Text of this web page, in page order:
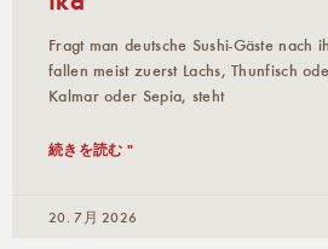
Fragt man deutsche Sushi-Gäste nach
fallen meist zuerst Lachs, Thunfisch
Kalmar oder Sepia, steht
続きを読む "
20. 7月 2026